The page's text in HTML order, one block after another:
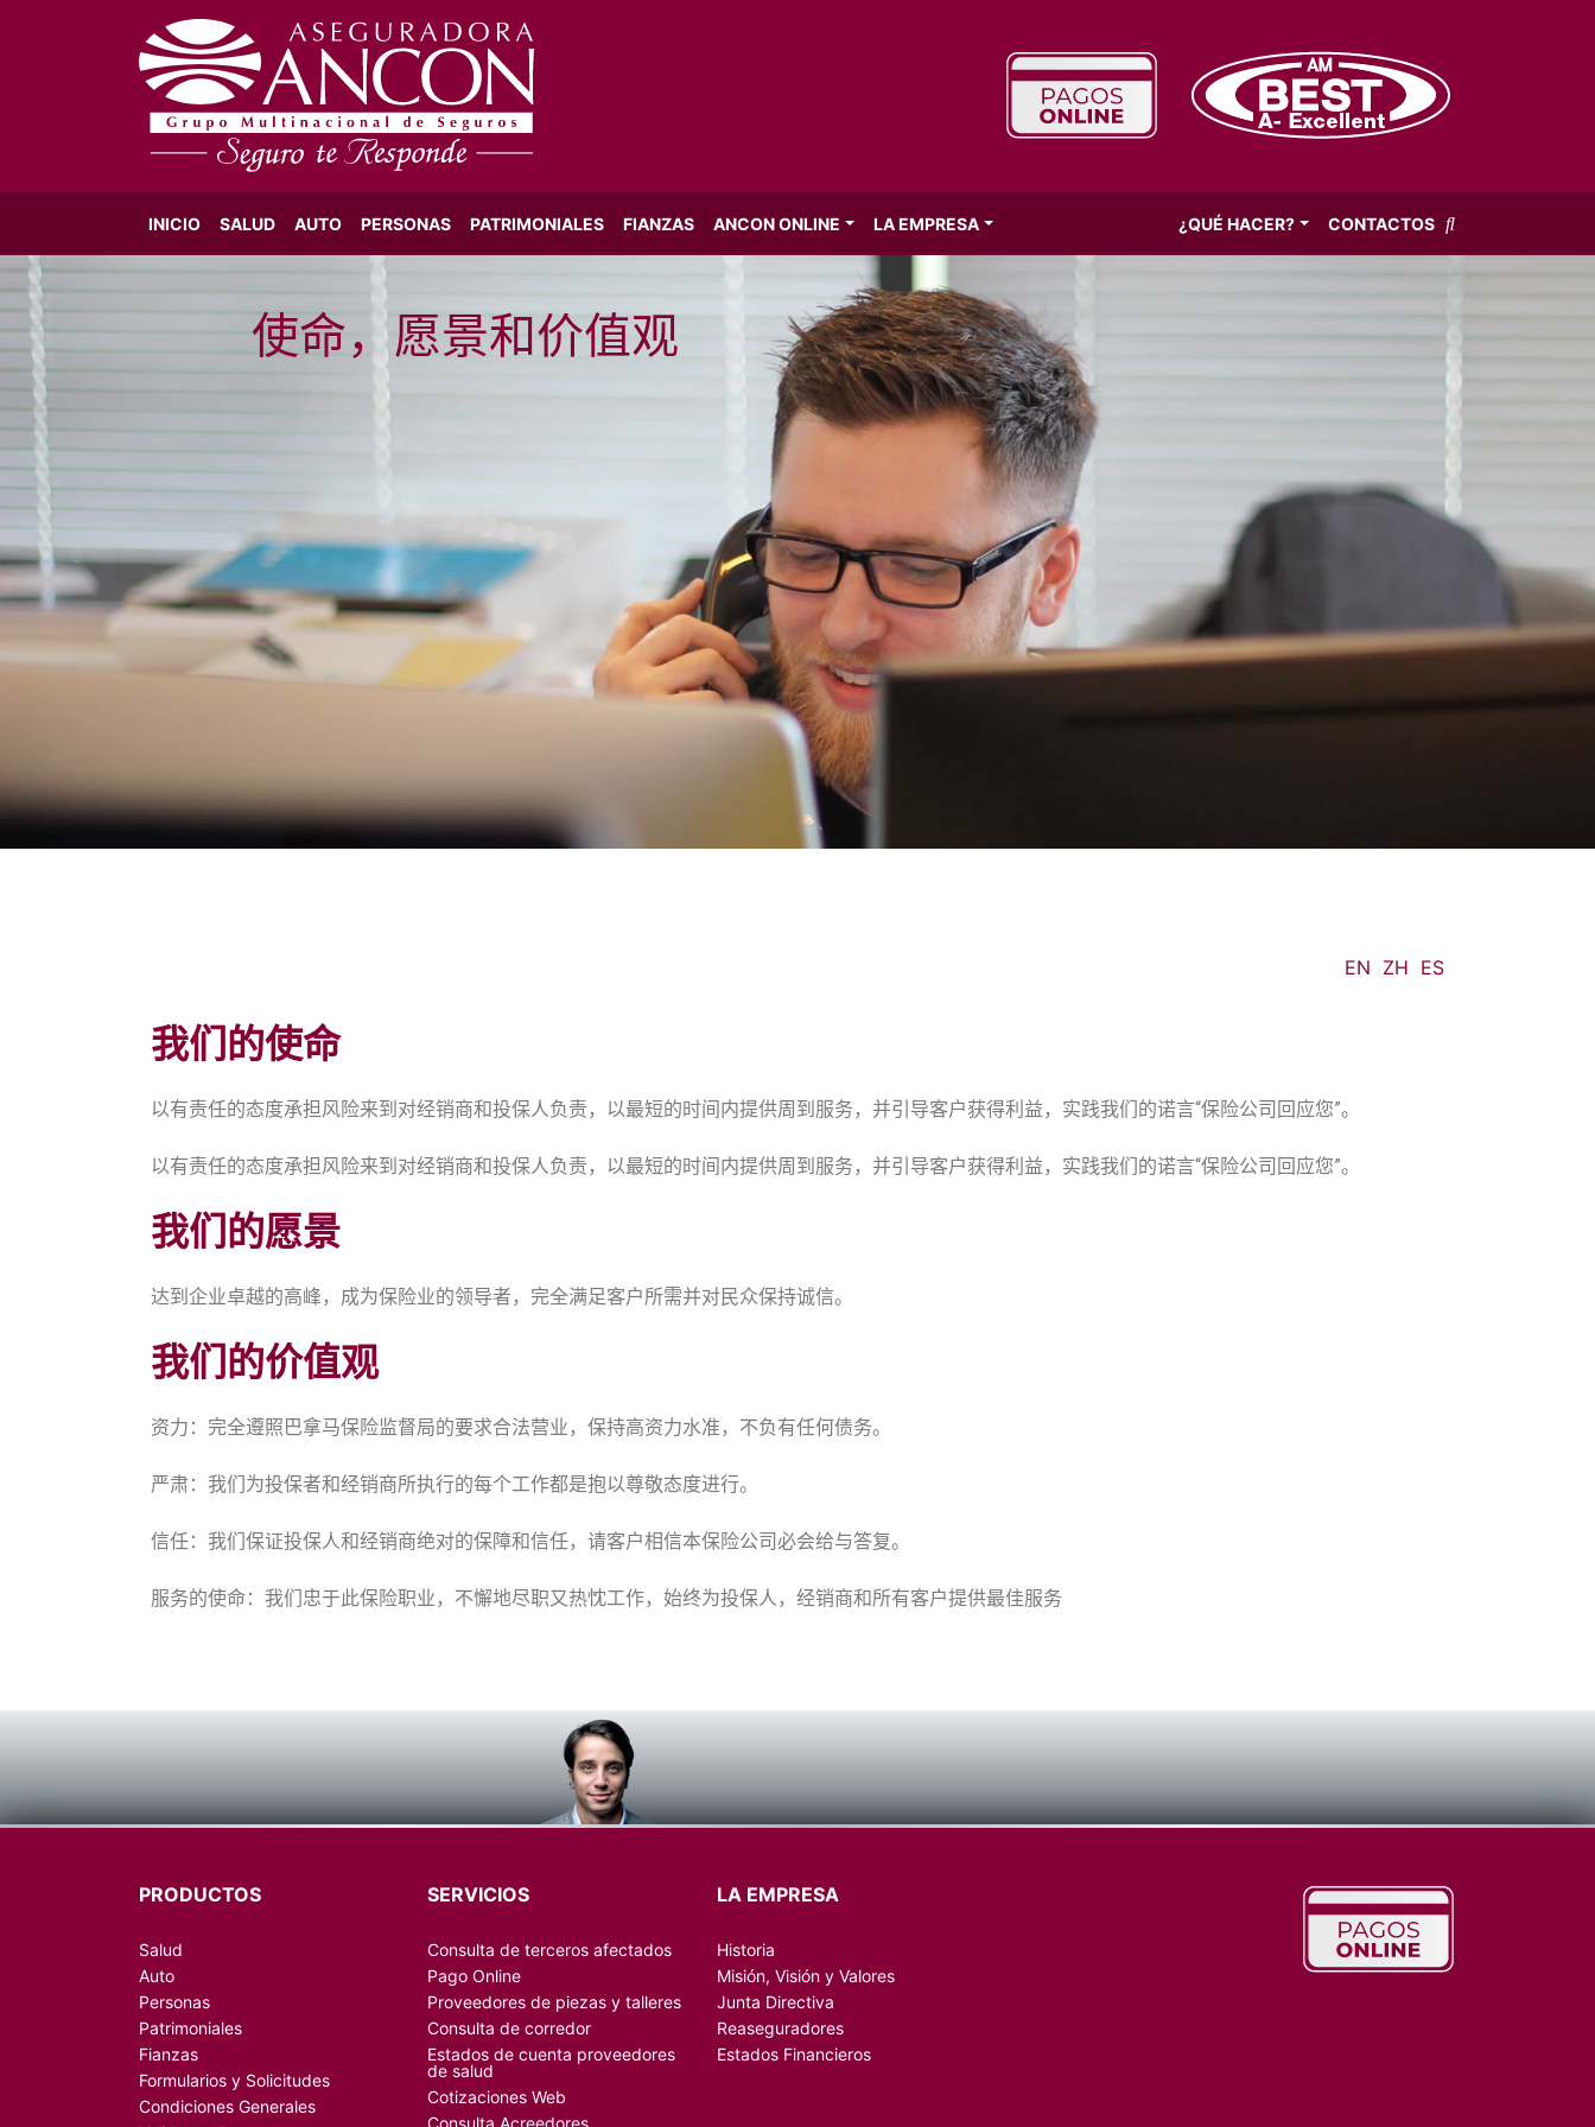
INICIO SALUD AUTO PERSONAS PATRIMONIALES FIANZAS ANCON ONLINE LA EMPRESA ¿QUÉ HACER? CONTACTOS
使命，愿景和价值观
EN ZH ES
我们的使命
以有责任的态度承担风险来到对经销商和投保人负责，以最短的时间内提供周到服务，并引导客户获得利益，实践我们的诺言“保险公司回应您”。
以有责任的态度承担风险来到对经销商和投保人负责，以最短的时间内提供周到服务，并引导客户获得利益，实践我们的诺言“保险公司回应您”。
我们的愿景
达到企业卓越的高峰，成为保险业的领导者，完全满足客户所需并对民众保持诚信。
我们的价值观
资力：完全遵照巴拿马保险监督局的要求合法营业，保持高资力水准，不负有任何债务。
严肃：我们为投保者和经销商所执行的每个工作都是抱以尊敬态度进行。
信任：我们保证投保人和经销商绝对的保障和信任，请客户相信本保险公司必会给与答复。
服务的使命：我们忠于此保险职业，不懈地尽职又热忱工作，始终为投保人，经销商和所有客户提供最佳服务
PRODUCTOS
Salud
Auto
Personas
Patrimoniales
Fianzas
Formularios y Solicitudes
Condiciones Generales
SERVICIOS
Consulta de terceros afectados
Pago Online
Proveedores de piezas y talleres
Consulta de corredor
Estados de cuenta proveedores
de salud
Cotizaciones Web
Consulta Acreedores
LA EMPRESA
Historia
Misión, Visión y Valores
Junta Directiva
Reaseguradores
Estados Financieros